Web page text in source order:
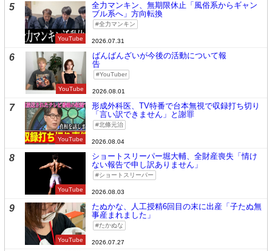
5
YouTube
全力マンキン、無期限休止「風俗系からギャン
ブル系へ」方向転換
全力マンキン
2026.07.31
6
YouTube
ばんばんざいが今後の活動について報
告
YouTuber
2026.08.01
7
YouTube
形成外科医、TV特番で台本無視で収録打ち切り
「言い訳できません」と謝罪
北條元治
2026.08.04
8
YouTube
ショートスリーパー堀大輔、全財産喪失「情け
ない報告で申し訳ありません」
ショートスリーパー
2026.08.03
9
YouTube
たぬかな、人工授精6回目の末に出産「子たぬ無
事産まれました」
たかぬな
2026.07.27